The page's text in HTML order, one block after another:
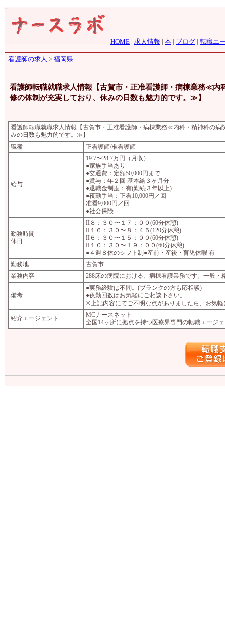
HOME | 求人情報 | 本 | ブログ | 転職エ
看護師の求人 >福岡県
看護師転職就職求人情報【古賀市・正准看護師・病棟業務≪
修の体制が充実しており、休みの日数も魅力的です。≫】
看護師転職就職求人情報【古賀市・正准看護師・病棟業務≪内科・精神科の
みの日数も魅力的です。≫】
職種
正看護師/准看護師
給与
19.7〜28.7万円（月収）
●家族手当あり
●交通費：定額50,000円まで
●賞与：年２回 基本給３ヶ月分
●退職金制度：有(勤続３年以上)
●夜勤手当：正看10,000円／回
准看9,000円／回
●社会保険
勤務時間
休日
II８：３０〜１７：００(60分休憩)
II１６：３０〜８：４５(120分休憩)
II６：３０〜１５：００(60分休憩)
II１０：３０〜１９：００(60分休憩)
●４週８休のシフト制●産前・産後・育児休暇 有
勤務地
古賀市
業務内容
288床の病院における、病棟看護業務です。一般
備考
●実務経験は不問。(ブランクの方も応相談)
●夜勤回数はお気軽にご相談下さい。
※上記内容にてご不明な点がありましたら、お気
紹介エージェント
MCナースネット
全国14ヶ所に拠点を持つ医療界専門の転職エージ